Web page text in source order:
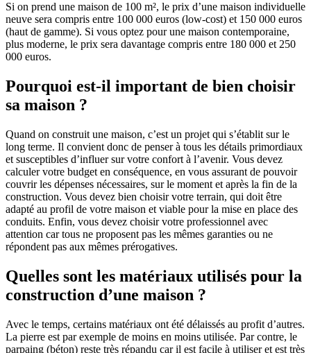
Si on prend une maison de 100 m², le prix d’une maison individuelle
neuve sera compris entre 100 000 euros (low-cost) et 150 000 euros
(haut de gamme). Si vous optez pour une maison contemporaine,
plus moderne, le prix sera davantage compris entre 180 000 et 250
000 euros.
Pourquoi est-il important de bien choisir
sa maison ?
Quand on construit une maison, c’est un projet qui s’établit sur le
long terme. Il convient donc de penser à tous les détails primordiaux
et susceptibles d’influer sur votre confort à l’avenir. Vous devez
calculer votre budget en conséquence, en vous assurant de pouvoir
couvrir les dépenses nécessaires, sur le moment et après la fin de la
construction. Vous devez bien choisir votre terrain, qui doit être
adapté au profil de votre maison et viable pour la mise en place des
conduits. Enfin, vous devez choisir votre professionnel avec
attention car tous ne proposent pas les mêmes garanties ou ne
répondent pas aux mêmes prérogatives.
Quelles sont les matériaux utilisés pour la
construction d’une maison ?
Avec le temps, certains matériaux ont été délaissés au profit d’autres.
La pierre est par exemple de moins en moins utilisée. Par contre, le
parpaing (béton) reste très répandu car il est facile à utiliser et est très